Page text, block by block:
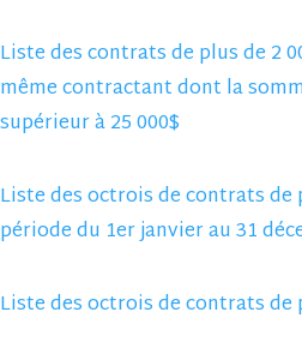
Liste des contrats de plus de 2
même contractant dont la
supérieur à 25 000$
Liste des octrois de contrats de
période du 1er janvier au 31
Liste des octrois de contrats de